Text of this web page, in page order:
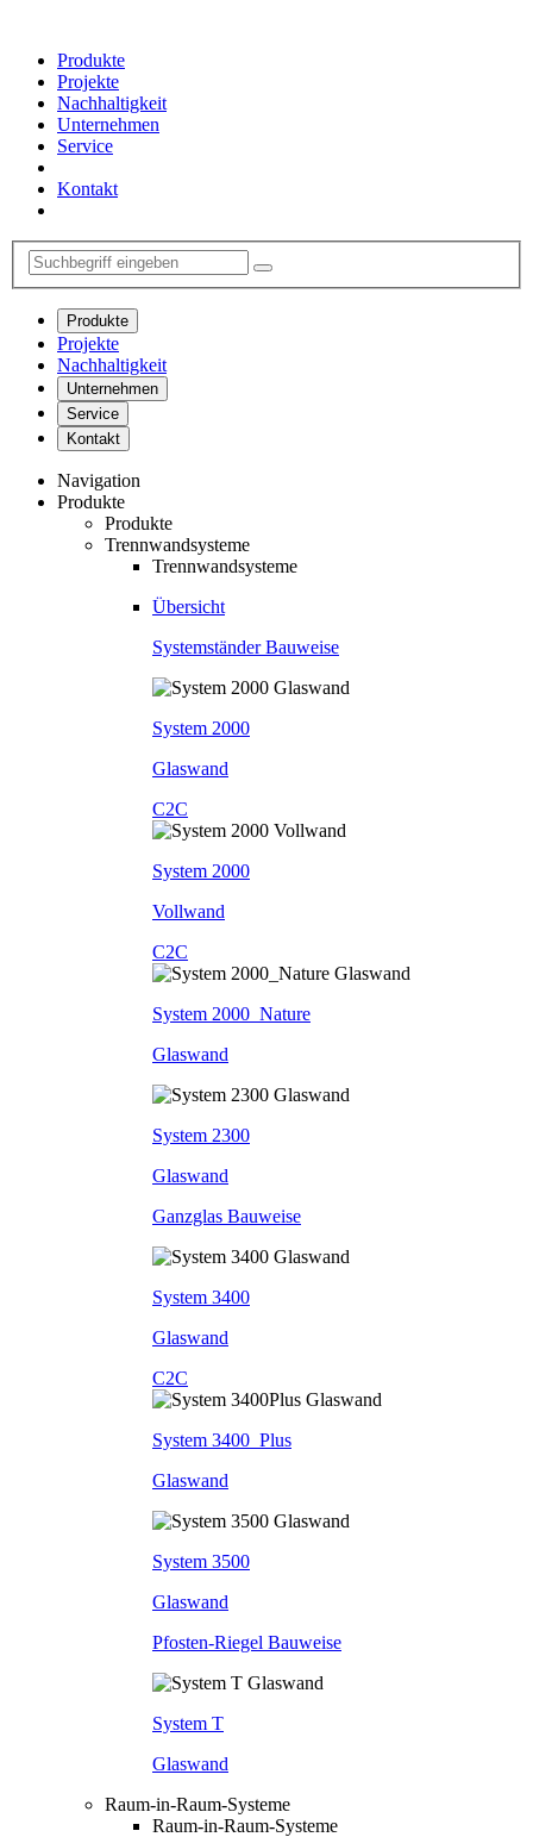
Produkte
Projekte
Nachhaltigkeit
Unternehmen
Service
Kontakt
Produkte
Projekte
Nachhaltigkeit
Unternehmen
Service
Kontakt
Navigation
Produkte
Produkte
Trennwandsysteme
Trennwandsysteme
Übersicht
Systemständer Bauweise
System 2000
Glaswand
C2C
System 2000
Vollwand
C2C
System 2000_Nature
Glaswand
System 2300
Glaswand
Ganzglas Bauweise
System 3400
Glaswand
C2C
System 3400_Plus
Glaswand
System 3500
Glaswand
Pfosten-Riegel Bauweise
System T
Glaswand
Raum-in-Raum-Systeme
Raum-in-Raum-Systeme